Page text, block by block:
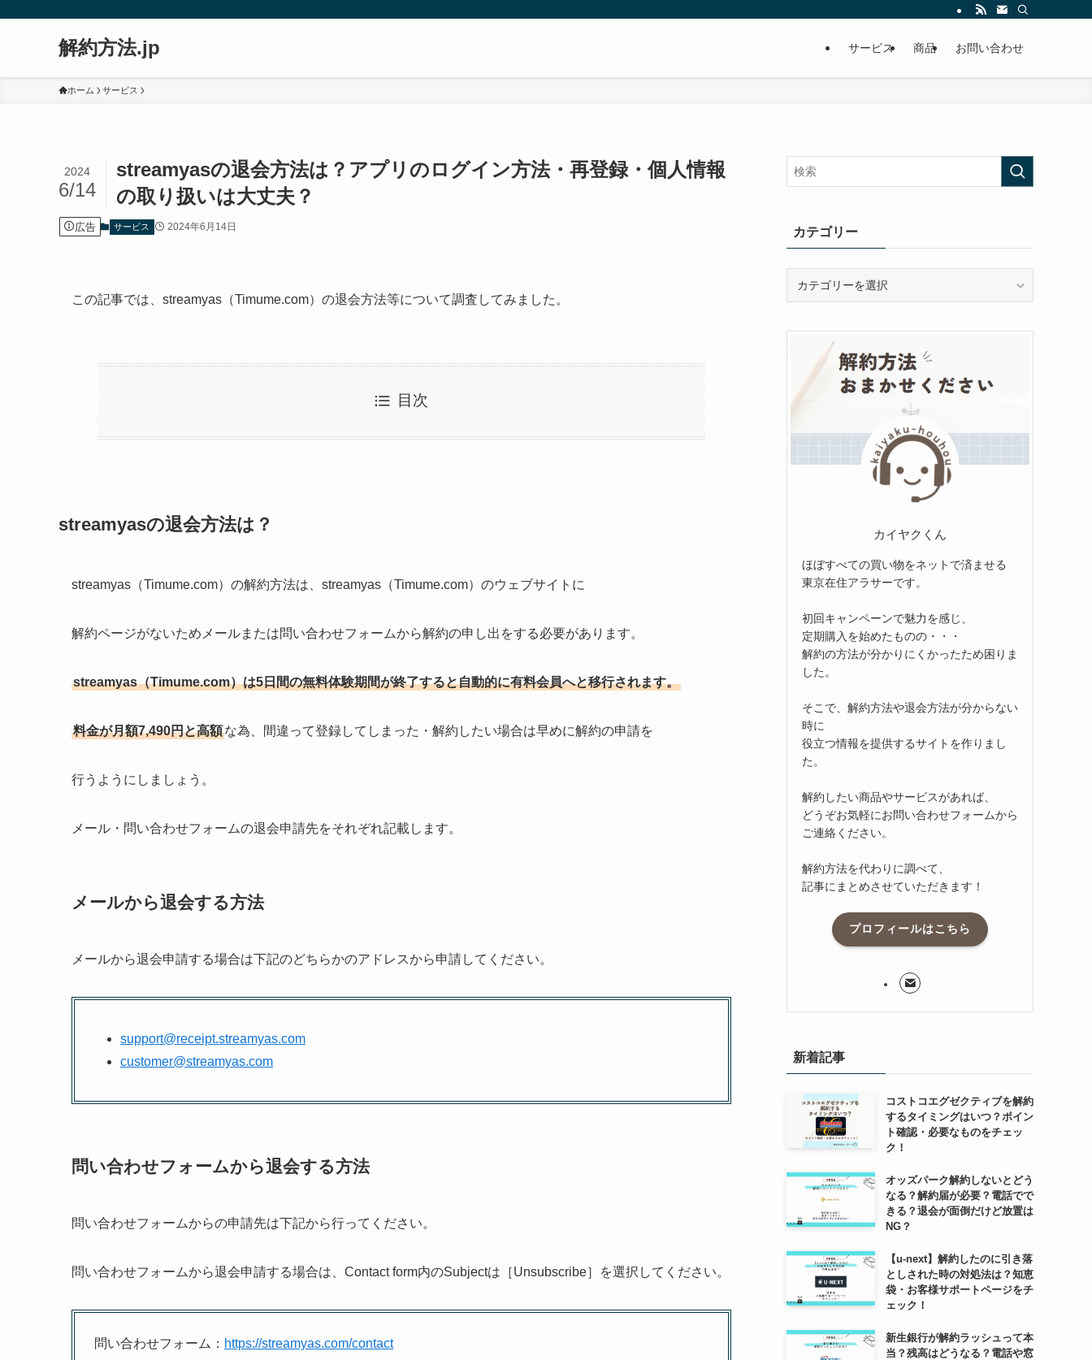
解約方法.jp サービス 商品 お問い合わせ
ホーム サービス
streamyasの退会方法は？アプリのログイン方法・再登録・個人情報
の取り扱いは大丈夫？
2024
6/14
広告 サービス 2024年6月14日
この記事では、streamyas（Timume.com）の退会方法等について調査してみました。
目次
streamyasの退会方法は？
streamyas（Timume.com）の解約方法は、streamyas（Timume.com）のウェブサイトに
解約ページがないためメールまたは問い合わせフォームから解約の申し出をする必要があります。
streamyas（Timume.com）は5日間の無料体験期間が終了すると自動的に有料会員へと移行されます。
料金が月額7,490円と高額な為、間違って登録してしまった・解約したい場合は早めに解約の申請を
行うようにしましょう。
メール・問い合わせフォームの退会申請先をそれぞれ記載します。
メールから退会する方法
メールから退会申請する場合は下記のどちらかのアドレスから申請してください。
support@receipt.streamyas.com
customer@streamyas.com
問い合わせフォームから退会する方法
問い合わせフォームからの申請先は下記から行ってください。
問い合わせフォームから退会申請する場合は、Contact form内のSubjectは［Unsubscribe］を選択してください。
問い合わせフォーム： https://streamyas.com/contact
カテゴリー
リ
カイヤクくん
ほぼすべての買い物をネットで済ませる
東京在住アラサーです。
初回キャンペーンで魅力を感じ、
定期購入を始めたものの・・・
解約の方法が分かりにくかったため困りま
した。
そこで、解約方法や退会方法が分からない
時に
役立つ情報を提供するサイトを作りまし
た。
解約したい商品やサービスがあれば、
どうぞお気軽にお問い合わせフォームから
ご連絡ください。
解約方法を代わりに調べて、
記事にまとめさせていただきます！
プロフィールはこちら
新着記事
コストコエグゼクティブを解約
するタイミングはいつ？ポイン
ト確認・必要なものをチェッ
ク！
オッズパーク解約しないとどう
なる？解約届が必要？電話でで
きる？退会が面倒だけど放置は
NG？
【u-next】解約したのに引き落
としされた時の対処法は？知恵
袋・お客様サポートページをチ
ェック！
新生銀行が解約ラッシュって本
当？残高はどうなる？電話や窓